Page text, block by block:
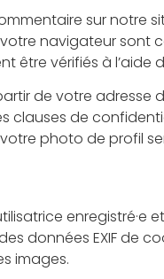
sur notre
navigateur
être vérifiés à
de votre
clauses de
photo de profil
enregistré·e
données EXIF de
images.